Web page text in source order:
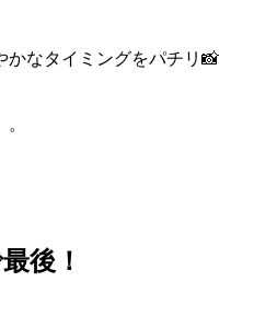
かなタイミングをパチリ📸
後！